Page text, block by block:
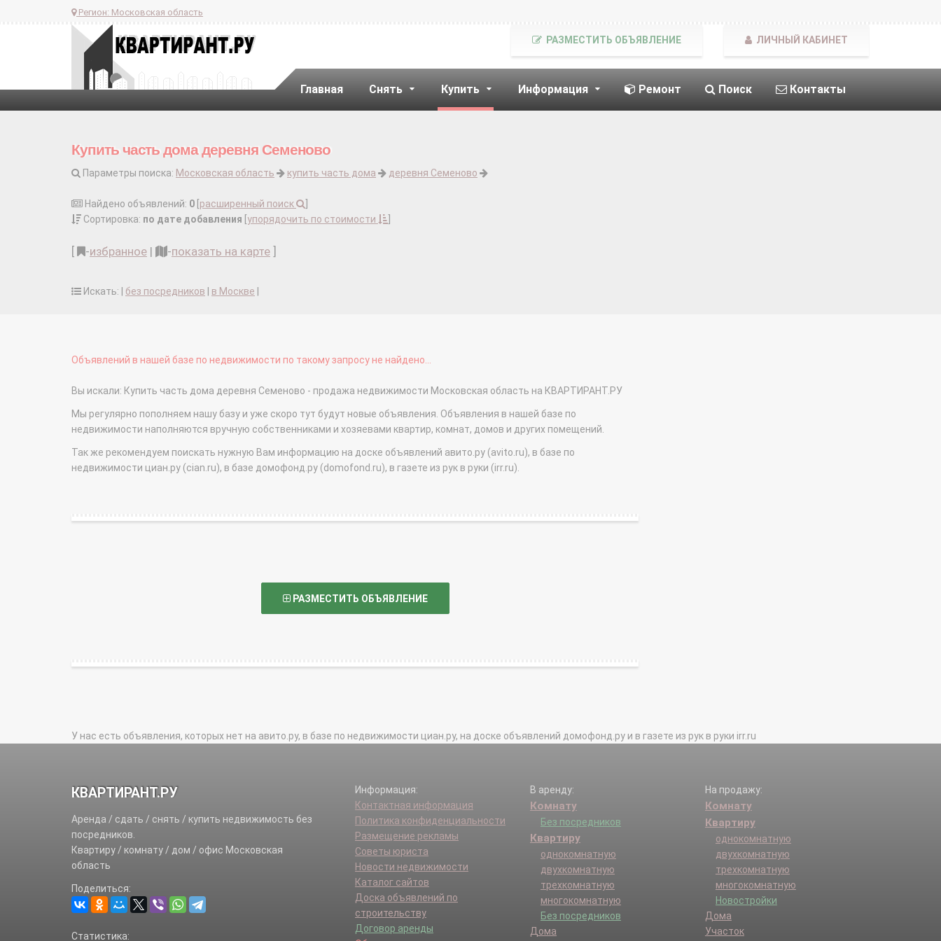
Регион: Московская область
Главная Снять Купить Информация Ремонт Поиск Контакты
РАЗМЕСТИТЬ ОБЪЯВЛЕНИЕ ЛИЧНЫЙ КАБИНЕТ
Купить часть дома деревня Семеново
Параметры поиска: Московская область купить часть дома деревня Семеново
Найдено объявлений: 0 расширенный поиск
Сортировка: по дате добавления упорядочить по стоимости
-избранное | -показать на карте
Искать: | без посредников в Москве
Объявлений в нашей базе по недвижимости по такому запросу не найдено...
Вы искали: Купить часть дома деревня Семеново - продажа недвижимости Московская область на КВАРТИРАНТ.РУ
Мы регулярно пополняем нашу базу и уже скоро тут будут новые объявления. Объявления в нашей базе по
недвижимости наполняются вручную собственниками и хозяевами квартир, комнат, домов и других помещений.
Так же рекомендуем поискать нужную Вам информацию на доске объявлений авито.ру (avito.ru), в базе по
недвижимости циан.ру (cian.ru), в базе домофонд.ру (domofond.ru), в газете из рук в руки (irr.ru).
РАЗМЕСТИТЬ ОБЪЯВЛЕНИЕ
У нас есть объявления, которых нет на авито.ру, в базе по недвижимости циан.ру, на доске объявлений домофонд.ру и в газете из рук в руки irr.ru
КВАРТИРАНТ.РУ
Аренда / сдать / снять / купить недвижимость без
посредников.
Квартиру / комнату / дом / офис Московская
область
Поделиться:
Статистика:
Информация:
Контактная информация
Политика конфиденциальности
Размещение рекламы
Советы юриста
Новости недвижимости
Каталог сайтов
Доска объявлений по
строительству
Договор аренды
В аренду:
Комнату
Без посредников
Квартиру
однокомнатную
двухкомнатную
трехкомнатную
многокомнатную
Без посредников
Дома
На продажу:
Комнату
Квартиру
однокомнатную
двухкомнатную
трехкомнатную
многокомнатную
Новостройки
Дома
Участок